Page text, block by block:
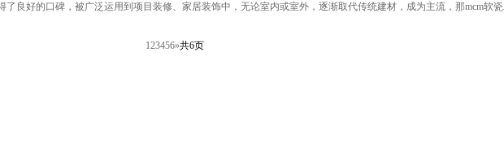
了良好的口碑，被广泛运用到项目装修、家居装饰中，无论室内或室外，逐渐取代传统建材，成为主流，那mcm软
123456»共6页